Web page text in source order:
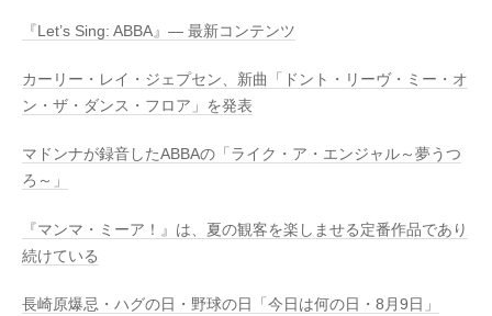
『Let’s Sing: ABBA』― 最新コンテンツ
カーリー・レイ・ジェプセン、新曲「ドント・リーヴ・ミー・オ
ン・ザ・ダンス・フロア」を発表
マドンナが録音したABBAの「ライク・ア・エンジャル～夢うつ
ろ～」
『マンマ・ミーア！』は、夏の観客を楽しませる定番作品であり
続けている
長崎原爆忌・ハグの日・野球の日「今日は何の日・8月9日」